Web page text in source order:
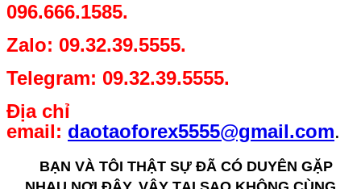
Hoặc liên hệ trực tiếp: 09.32.39.5555 -
09.62.21.21.21 - 0797.90.90.90 -
096.666.1585.
Zalo: 09.32.39.5555.
Telegram: 09.32.39.5555.
email:daotaoforex5555@gmail.com